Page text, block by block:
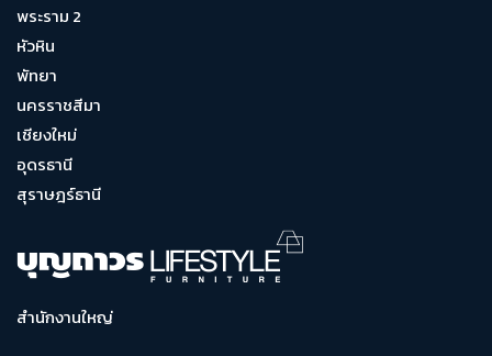
พระราม 2
หัวหิน
พัทยา
นครราชสีมา
เชียงใหม่
อุดรธานี
สุราษฎร์ธานี
สำนักงานใหญ่